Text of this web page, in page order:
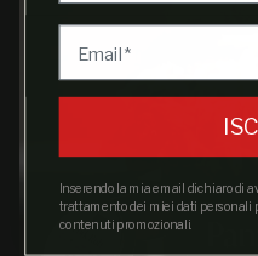
Inserendo la mia email dichiaro di
trattamento dei miei dati personali
contenuti promozionali.